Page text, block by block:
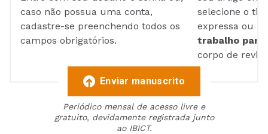
caso não possua uma conta,
cadastre-se preenchendo todos os
campos obrigatórios.
selecione o
expressa ou
trabalho para
corpo de
Enviar manuscrito
Periódico mensal de acesso livre e
gratuito, devidamente registrada junto
ao IBICT.